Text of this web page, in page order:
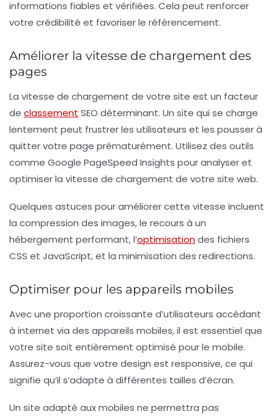
informations fiables et vérifiées. Cela peut renforcer
votre crédibilité et favoriser le référencement.
Améliorer la vitesse de chargement des
pages
La vitesse de chargement de votre site est un facteur
de classement SEO déterminant. Un site qui se charge
lentement peut frustrer les utilisateurs et les pousser à
quitter votre page prématurément. Utilisez des outils
comme Google PageSpeed Insights pour analyser et
optimiser la vitesse de chargement de votre site web.
Quelques astuces pour améliorer cette vitesse incluent
la compression des images, le recours à un
hébergement performant, l’optimisationdes fichiers
CSS et JavaScript, et la minimisation des redirections.
Optimiser pour les appareils mobiles
Avec une proportion croissante d’utilisateurs accédant
à internet via des appareils mobiles, il est essentiel que
votre site soit entièrement optimisé pour le mobile.
Assurez-vous que votre design est responsive, ce qui
signifie qu’il s’adapte à différentes tailles d’écran.
Un site adapté aux mobiles ne permettra pas